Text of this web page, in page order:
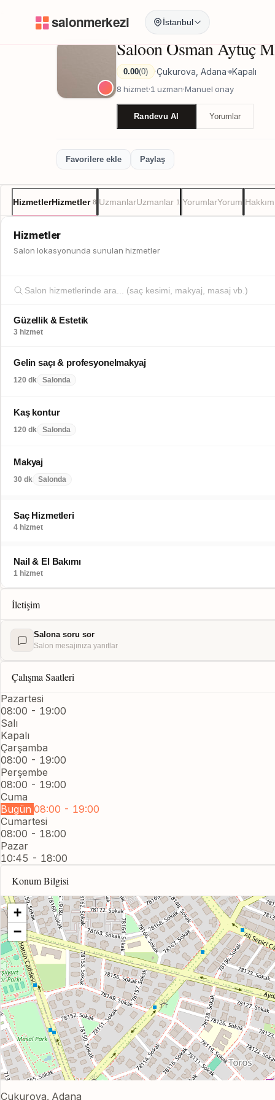
İstanbul
Saloon Osman Aytuç Makeup Studıo
Saloon Osman Aytuç
0.00(0) ·Çukurova, Adana· Kapalı
8 hizmet·1 uzman·Manuel onay
Randevu Al Yorumlar
Favorilere ekle Paylaş
HizmetlerHizmetler 8 UzmanlarUzmanlar 1 YorumlarYorum
Hizmetler
Salon lokasyonunda sunulan hizmetler
Güzellik & Estetik
3 hizmet
Gelin saçı & profesyonelmakyaj
120 dk Salonda
Kaş kontur
120 dk Salonda
Makyaj
30 dk Salonda
Saç Hizmetleri
4 hizmet
Nail & El Bakımı
1 hizmet
İletişim
Salona soru sor
Salon mesajınıza yanıtlar
Çalışma Saatleri
Pazartesi
08:00 - 19:00
Salı
Kapalı
Çarşamba
08:00 - 19:00
Perşembe
08:00 - 19:00
Cuma
Bugün 08:00 - 19:00
Cumartesi
08:00 - 18:00
Pazar
10:45 - 18:00
Konum Bilgisi
+
−
Çukurova, Adana